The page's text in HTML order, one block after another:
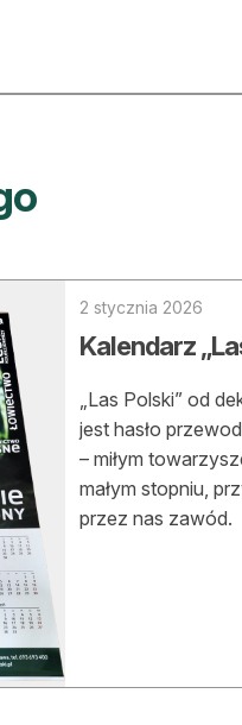
do lasu
drwala
na zakupach
prywatne
2 stycznia 2026
Kalendarz
„Las Polski” od
jest hasło
– miłym
małym stopniu,
przez nas zawód.